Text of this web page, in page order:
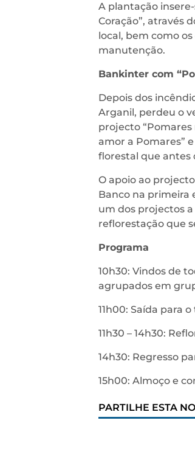
A plantação
Coração”, através
local, bem como
manutenção.
Bankinter com
Depois dos
Arganil, perdeu o
projecto “Pomares
amor a Pomares”
florestal que antes
O apoio ao
Banco na primeira
um dos projectos
reflorestação que
Programa
10h30: Vindos de
agrupados em
11h00: Saída para
11h30 – 14h30:
14h30: Regresso
15h00: Almoço e
PARTILHE ESTA